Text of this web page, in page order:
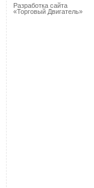
Разработка сайта
«Торговый Двигатель»